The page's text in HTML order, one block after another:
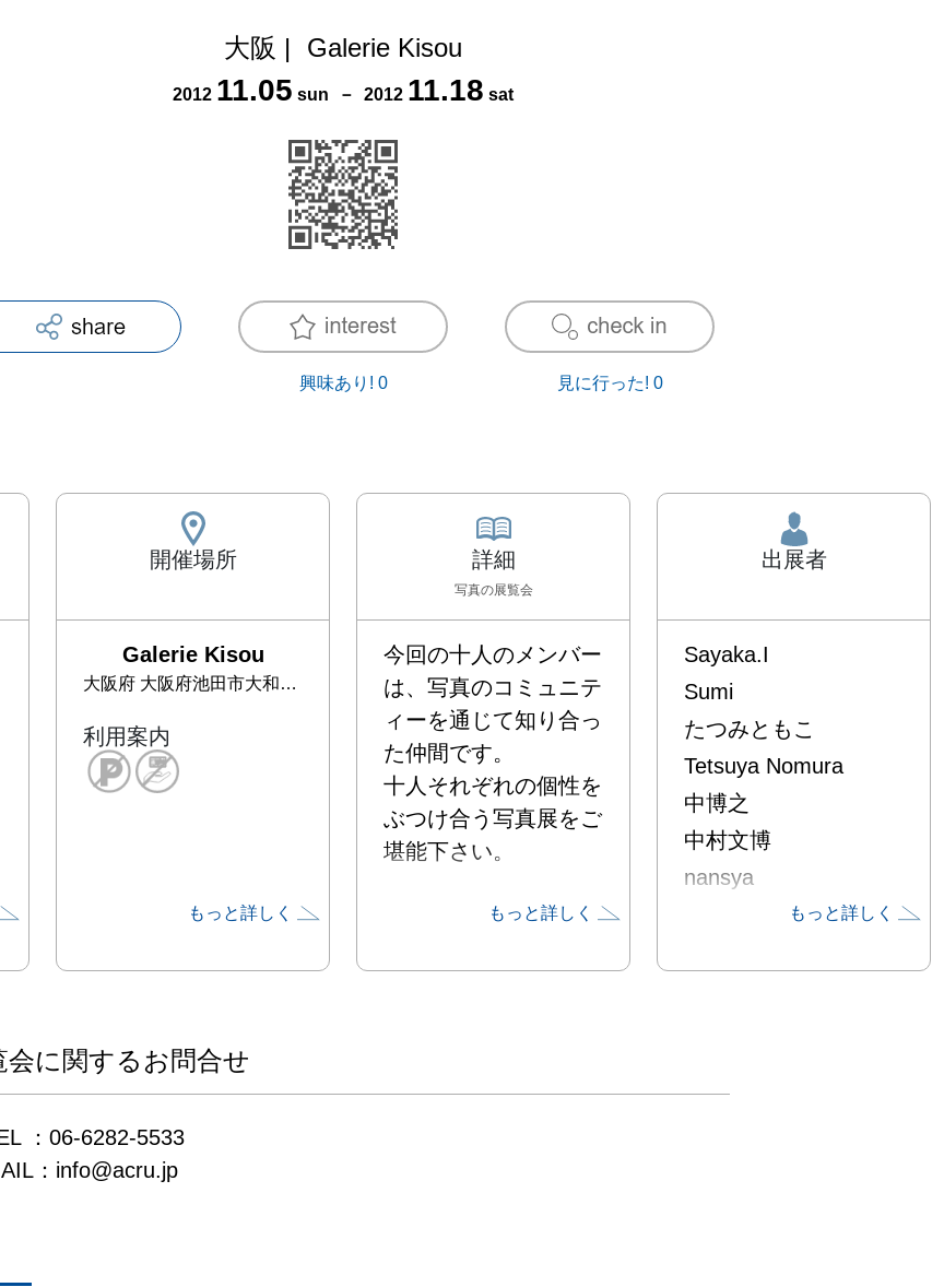
大阪 | Galerie Kisou
2012 11.05 sun － 2012 11.18 sat
興味あり! 0 見に行った! 0
開催場所
Galerie Kisou
大阪府 大阪府池田市大和町4-13
利用案内
もっと詳しく
詳細
写真の展覧会
今回の十人のメンバー
は、写真のコミュニテ
ィーを通じて知り合っ
た仲間です。
十人それぞれの個性を
ぶつけ合う写真展をご
堪能下さい。
もっと詳しく
出展者
Sayaka.I
Sumi
たつみともこ
Tetsuya Nomura
中博之
中村文博
nansya
穂ト見ジョン太もっと詳しく
会に関するお問合せ
：06-6282-5533
：info@acru.jp